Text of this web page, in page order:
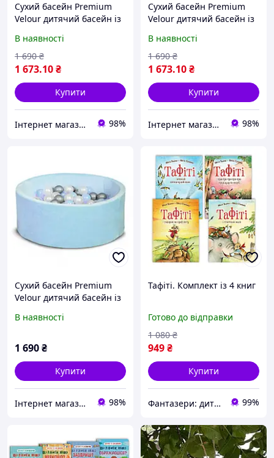
Сухий басейн Premium
Velour дитячий басейн із
80 см
В наявності
1 673.10₴
1 690 ₴
Купити
Інтернет магазин "DOST"-"ДОСТУПНИЙ ДЛЯ ВСІХ" 98%
Сухий басейн Premium
Velour дитячий басейн із
В наявності
1 673.10₴
1 690 ₴
Купити
Інтернет магазин "DOST"-"ДОСТУПНИЙ ДЛЯ ВСІХ" 98%
Сухий басейн Premium
Velour дитячий басейн із
см
В наявності
1 690₴
Купити
Інтернет магазин "DOST"-"ДОСТУПНИЙ ДЛЯ ВСІХ" 98%
Тафіті. Комплект із 4 книг
Готово до відправки
949₴
1 080 ₴
Купити
Фантазери: дитячі книги та розвиваючі іграшки 99%